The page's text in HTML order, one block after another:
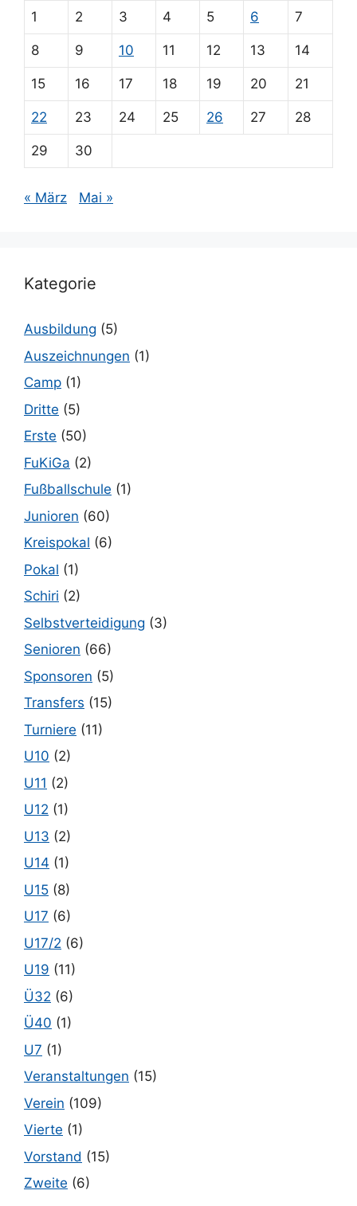
1 2 3 4 5 6 7
8 9 10 11 12 13 14
15 16 17 18 19 20 21
22 23 24 25 26 27 28
29 30
« März Mai »
Kategorie
Ausbildung (5)
Auszeichnungen (1)
Camp (1)
Dritte (5)
Erste (50)
FuKiGa (2)
Fußballschule (1)
Junioren (60)
Kreispokal (6)
Pokal (1)
Schiri (2)
Selbstverteidigung (3)
Senioren (66)
Sponsoren (5)
Transfers (15)
Turniere (11)
U10 (2)
U11 (2)
U12 (1)
U13 (2)
U14 (1)
U15 (8)
U17 (6)
U17/2 (6)
U19 (11)
Ü32 (6)
Ü40 (1)
U7 (1)
Veranstaltungen (15)
Verein (109)
Vierte (1)
Vorstand (15)
Zweite (6)